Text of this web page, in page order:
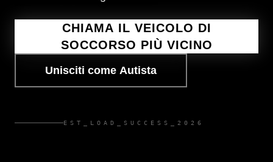
CHIAMA IL VEICOLO DI
SOCCORSO PIÙ VICINO
Unisciti come Autista
EST_LOAD_SUCCESS_2026